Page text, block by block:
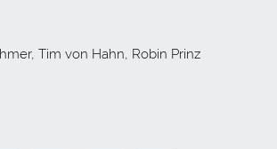
Tim von Hahn, Robin Prinz